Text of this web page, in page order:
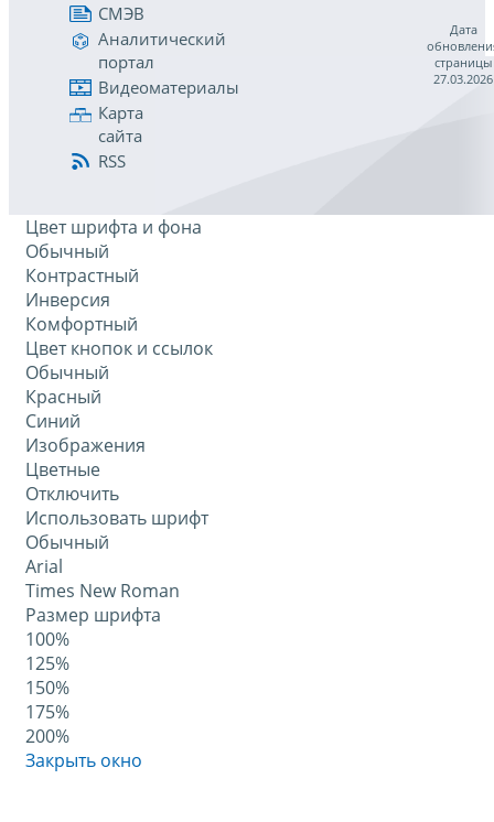
СМЭВ
Аналитический
портал
Видеоматериалы
Карта
сайта
RSS
Дата
страницы
27.03.2026
Цвет шрифта и фона
Обычный
Контрастный
Инверсия
Комфортный
Цвет кнопок и ссылок
Обычный
Красный
Синий
Изображения
Цветные
Отключить
Использовать шрифт
Обычный
Arial
Times New Roman
Размер шрифта
100%
125%
150%
175%
200%
Закрыть окно